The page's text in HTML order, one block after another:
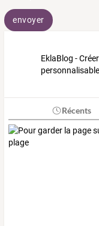
envoyer
EklaBlog -
personnalisable
Récents